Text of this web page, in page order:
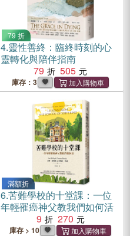
79 折
4.靈性善終：臨終時刻的心
靈轉化與陪伴指南
79
505
庫存：3
滿額折
6.苦難學校的十堂課：一位
年輕罹癌神父教我們如何活
9
270
庫存 > 10